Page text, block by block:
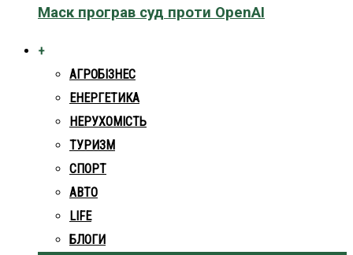
Маск програв суд проти OpenAI
+
АГРОБІЗНЕС
ЕНЕРГЕТИКА
НЕРУХОМІСТЬ
ТУРИЗМ
СПОРТ
АВТО
LIFE
БЛОГИ